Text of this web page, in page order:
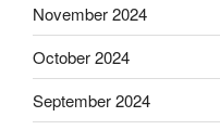
November 2024
October 2024
September 2024